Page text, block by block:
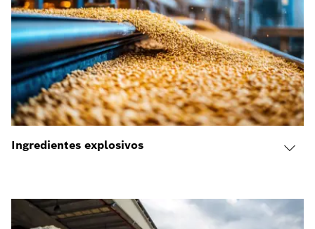
Ingredientes explosivos